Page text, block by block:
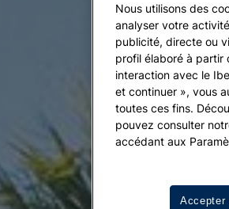
Nous utilisons des
analyser votre
publicité, directe ou
profil élaboré à partir
interaction avec le
et continuer », vous
toutes ces fins.
pouvez consulter
accédant aux
Accepter